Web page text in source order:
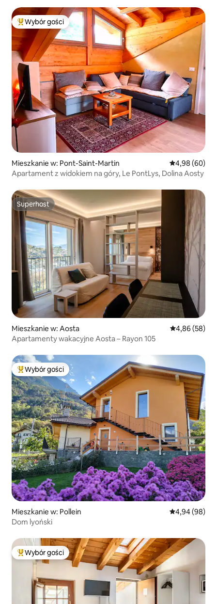
Najpopularniejsze z kategorii Wybór gości
Wybór gości
Mieszkanie w: Pont-Saint-Martin Średnia
4,98 (60)
Apartament z widokiem na góry, Le PontLys, Dolina Aosty
Superhost
Superhost
Mieszkanie w: Aosta Średnia
4,86 (58)
Apartamenty wakacyjne Aosta – Rayon 105
Najpopularniejsze z kategorii Wybór gości
Wybór gości
Mieszkanie w: Pollein Średnia
4,94 (98)
Dom lyoński
Najpopularniejsze z kategorii Wybór gości
Wybór gości